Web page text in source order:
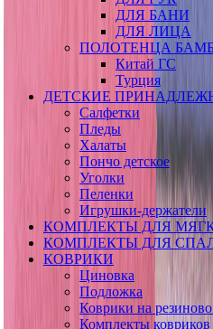
ДЛЯ БАНИ
ДЛЯ ЛИЦА
ПОЛОТЕНЦА
Китай ГС
Турция
ДЕТСКИЕ
Салфетки
Пледы
Халаты
Пончо детское
Уголки
Пеленки
Игрушки-держатели
КОМПЛЕКТЫ ДЛЯ
КОМПЛЕКТЫ ДЛЯ
КОВРИКИ
Циновка
Подложка
Коврики на
Комплекты